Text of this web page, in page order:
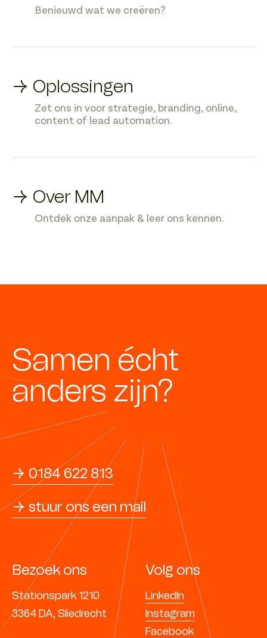
Benieuwd wat we creëren?
→ Oplossingen
Zet ons in voor strategie, branding, online,
content of lead automation.
→ Over MM
Ontdek onze aanpak & leer ons kennen.
Samen écht
anders zijn?
→ 0184 622 813
→ stuur ons een mail
Bezoek ons
Stationspark 1210
3364 DA, Sliedrecht
Volg ons
LinkedIn
Instagram
Facebook